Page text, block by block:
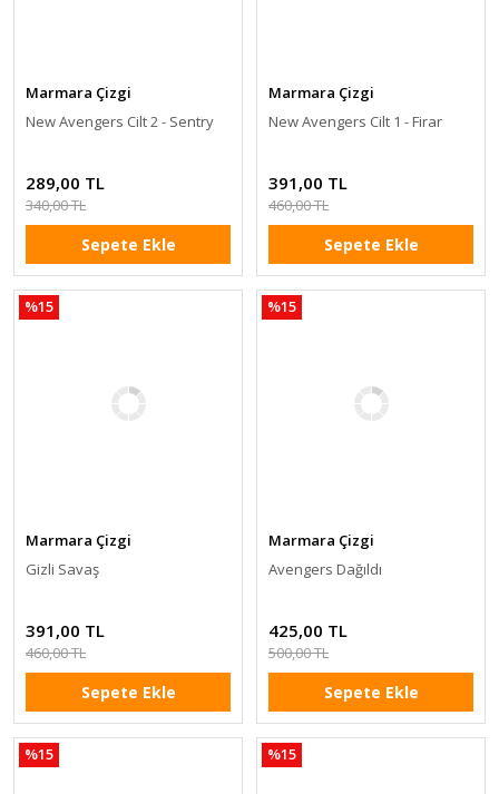
Marmara Çizgi
New Avengers Cilt 2 - Sentry
289,00 TL
340,00 TL
Sepete Ekle
Marmara Çizgi
New Avengers Cilt 1 - Firar
391,00 TL
460,00 TL
Sepete Ekle
%15
Marmara Çizgi
Gizli Savaş
391,00 TL
460,00 TL
Sepete Ekle
%15
Marmara Çizgi
Avengers Dağıldı
425,00 TL
500,00 TL
Sepete Ekle
%15 %15